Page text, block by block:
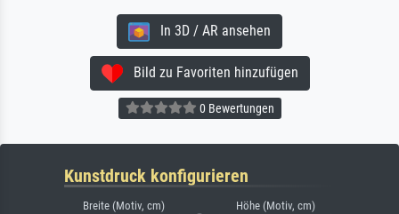
In 3D / AR ansehen
Bild zu Favoriten hinzufügen
0 Bewertungen
Kunstdruck konfigurieren
Breite (Motiv, cm) Höhe (Motiv, cm)